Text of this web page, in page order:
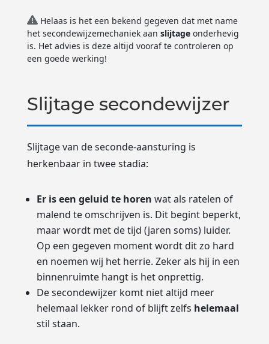
Helaas is het een bekend gegeven dat met name
het secondewijzemechaniek aan slijtageonderhevig
is. Het advies is deze altijd vooraf te controleren op
een goede werking!
Slijtage secondewijzer
Slijtage van de seconde-aansturing is
herkenbaar in twee stadia:
Er is een geluid te horen wat als ratelen of
malend te omschrijven is. Dit begint beperkt,
maar wordt met de tijd (jaren soms) luider.
Op een gegeven moment wordt dit zo hard
en noemen wij het herrie. Zeker als hij in een
binnenruimte hangt is het onprettig.
De secondewijzer komt niet altijd meer
helemaal lekker rond of blijft zelfs helemaal
stil staan.